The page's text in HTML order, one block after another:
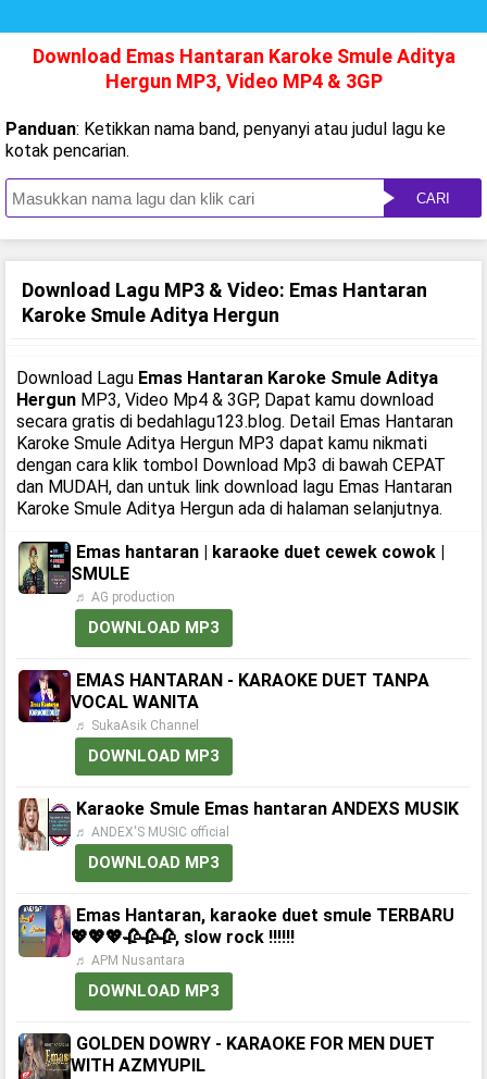
Download Emas Hantaran Karoke Smule Aditya
Hergun MP3, Video MP4 & 3GP
Panduan: Ketikkan nama band, penyanyi atau judul lagu ke
kotak pencarian.
CARI
Download Lagu MP3 & Video: Emas Hantaran
Karoke Smule Aditya Hergun
Download Lagu Emas Hantaran Karoke Smule Aditya
Hergun MP3, Video Mp4 & 3GP, Dapat kamu download
secara gratis di bedahlagu123.blog. Detail Emas Hantaran
Karoke Smule Aditya Hergun MP3 dapat kamu nikmati
dengan cara klik tombol Download Mp3 di bawah CEPAT
dan MUDAH, dan untuk link download lagu Emas Hantaran
Karoke Smule Aditya Hergun ada di halaman selanjutnya.
Emas hantaran | karaoke duet cewek cowok |
SMULE
♬ AG production
DOWNLOAD MP3
EMAS HANTARAN - KARAOKE DUET TANPA
VOCAL WANITA
♬ SukaAsik Channel
DOWNLOAD MP3
Karaoke Smule Emas hantaran ANDEXS MUSIK
♬ ANDEX'S MUSIC official
DOWNLOAD MP3
Emas Hantaran, karaoke duet smule TERBARU
💖💖💖🥀🥀🥀, slow rock ‼️‼️‼️
♬ APM Nusantara
DOWNLOAD MP3
GOLDEN DOWRY - KARAOKE FOR MEN DUET
WITH AZMYUPIL